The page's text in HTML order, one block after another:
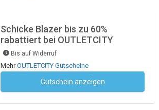
Schicke Blazer bis zu 60%
rabattiert bei OUTLETCITY
Bis auf Widerruf
MehrOUTLETCITY Gutscheine
Gutschein anzeigen